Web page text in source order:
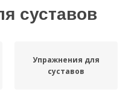
суставов
Упражнения для
суставов